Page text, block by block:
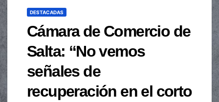
DESTACADAS
Cámara de Comercio de
Salta: “No vemos
señales de
recuperación en el corto